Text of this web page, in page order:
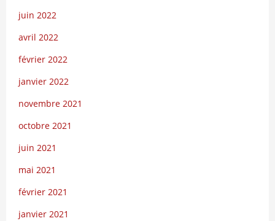
juin 2022
avril 2022
février 2022
janvier 2022
novembre 2021
octobre 2021
juin 2021
mai 2021
février 2021
janvier 2021